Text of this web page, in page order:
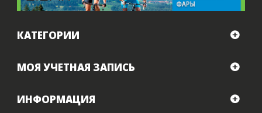
КАТЕГОРИИ
МОЯ УЧЕТНАЯ ЗАПИСЬ
ИНФОРМАЦИЯ